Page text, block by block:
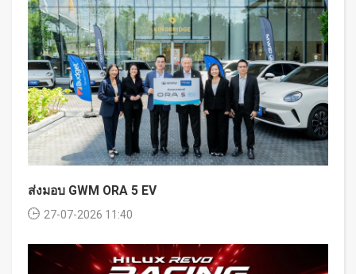
ส่งมอบ GWM ORA 5 EV
27-07-2026 11:40